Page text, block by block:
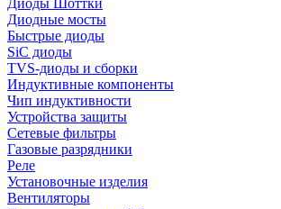
Диоды Шоттки
Диодные мосты
Быстрые диоды
SiC диоды
TVS-диоды и сборки
Индуктивные компоненты
Чип индуктивности
Устройства защиты
Сетевые фильтры
Газовые разрядники
Реле
Установочные изделия
Вентиляторы